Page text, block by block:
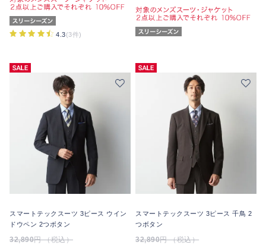
4.3(3件)
スマートテックスーツ 3ピース ウイン
ドウペン 2つボタン
32,890円 （税込）
スマートテックスーツ 3ピース 千鳥 2
つボタン
32,890円 （税込）